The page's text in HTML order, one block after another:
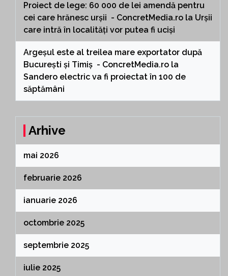
Proiect de lege: 60 000 de lei amendă pentru
cei care hrănesc urșii - ConcretMedia.ro la Urșii
care intră în localități vor putea fi uciși
Argeșul este al treilea mare exportator după
București și Timiș - ConcretMedia.ro la
Sandero electric va fi proiectat în 100 de
săptămâni
Arhive
mai 2026
februarie 2026
ianuarie 2026
octombrie 2025
septembrie 2025
iulie 2025